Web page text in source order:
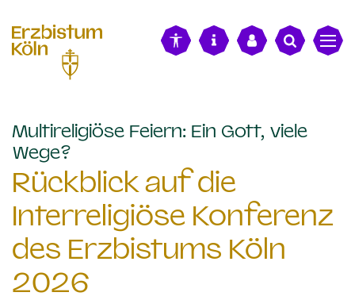
Multireligiöse Feiern: Ein Gott, viele
Wege?
Rückblick auf die
Interreligiöse Konferenz
des Erzbistums Köln
2026